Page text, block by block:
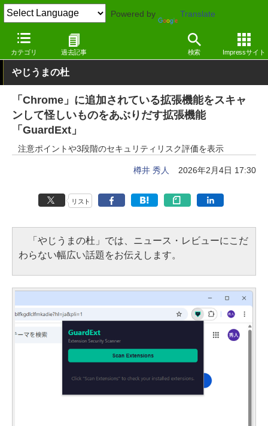
Powered by Translate
カテゴリ 過去記事 検索 Impressサイト
窓の杜 セキュリティ Google Chrome拡張機能
やじうまの杜
「Chrome」に追加されている拡張機能をスキャ
ンして怪しいものをあぶりだす拡張機能
「GuardExt」
注意ポイントや3段階のセキュリティリスク評価を表示
樽井 秀人 2026年2月4日 17:30
リスト
「やじうまの杜」では、ニュース・レビューにこだ
わらない幅広い話題をお伝えします。